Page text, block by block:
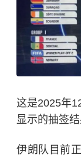
这是2025年
显示的抽签
伊朗队目前